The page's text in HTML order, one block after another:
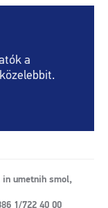
a
in umetnih smol,
1/722 40 00